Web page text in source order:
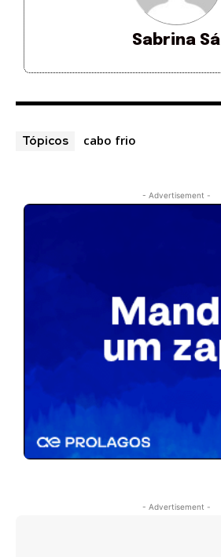
Sabrina Sá
Tópicos cabo frio
- Advertisement -
- Advertisement -